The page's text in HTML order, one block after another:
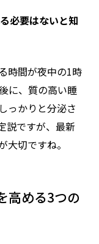
必要はないと知
時間が夜中の1時
に、質の高い睡
っかりと分泌さ
説ですが、最新
切ですね。
高める3つの